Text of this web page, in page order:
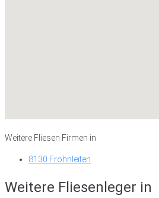
Weitere Fliesen Firmen in
8130 Frohnleiten
Weitere Fliesenleger in